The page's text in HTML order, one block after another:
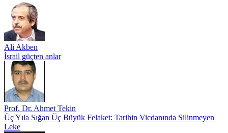
Ali Akben
İsrail güçten anlar
Prof. Dr. Ahmet Tekin
Üç Yıla Sığan Üç Büyük Felaket: Tarihin Vicdanında Silinmeyen
Leke